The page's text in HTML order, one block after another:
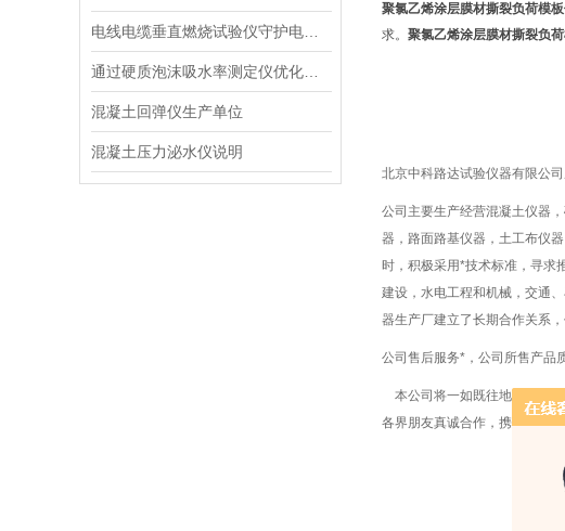
混凝土回弹仪生产单位
混凝土压力泌水仪说明
聚氯乙烯涂层膜材撕裂负荷模
求。 聚氯乙烯涂层膜材撕裂负
北京中科路达试验仪器有限公
公司主要生产经营混凝土仪器
器，路面路基仪器，土工布仪
时，积极采用*技术标准，寻求
建设，水电工程和机械，交通
器生产厂建立了长期合作关系
公司售后服务*，公司所售产品
本公司将一如既往地坚持“诚
各界朋友真诚合作，携手共赢。